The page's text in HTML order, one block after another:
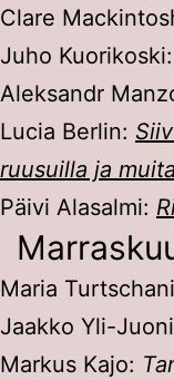
Clare
Juho Kuorikoski:
Aleksandr
Lucia Berlin:
ruusuilla ja
Päivi Alasalmi:
Maria
Jaakko Yli-
Markus Kajo: